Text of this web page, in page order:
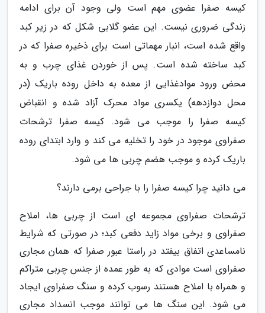
کیسه صفرا عضوی مهم است ولی وجود آن برای ادامه
زندگی ضروری نیست. این عضو گلابی شکل که در زیر کبد
واقع شده است، انبار مهماتی است برای ذخیره صفرا که در
کبد ساخته شده است. پس از خوردن غذای چرب و به
محض ورود موادغذایی از معده به داخل روده باریک (در
محل دوازدهه) یکسری مواد محرک آزاد شده و انقباض
کیسه صفرا را موجب می شود. کیسه صفرا ترشحات
صفراوی موجود در خود را تخلیه می کند و وارد ابتدای روده
باریک کرده و موجب هضم چربی ها می شود.
می دانید چرا کیسه صفرا را با جراحی برمی دارند؟
ترشحات صفراوی مجموعه ای است از چربی ها، املاح
صفراوی و برخی مواد زاید دفعی کبد؛ در صورتی که شرایط
نامساعدی اتفاق بیفتد در راستا عبور صفرا که همان مجاری
صفراوی است موادی که به طور عمده از جنس چربی متراکم
و همراه با املاح هستند رسوب کرده و سنگ صفراوی ایجاد
می شود. این سنگ ها می توانند موجب انسداد مجاری